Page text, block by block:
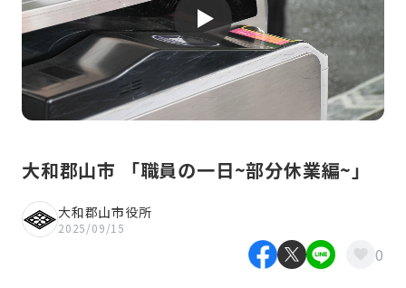
大和郡山市 「職員の一日~部分休業編~」
大和郡山市役所
2025/09/15
0